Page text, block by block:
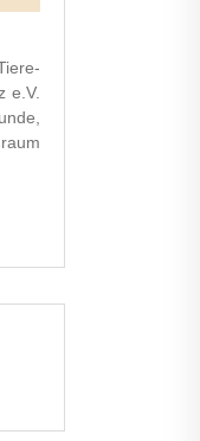
e.V.